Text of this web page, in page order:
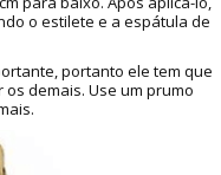
o estilete e a espátula de
portanto ele tem que
demais. Use um prumo